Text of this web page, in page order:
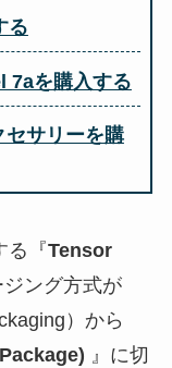
る
7aを購入する
サリーを購
る『Tensor
ング方式が
）から
』に切